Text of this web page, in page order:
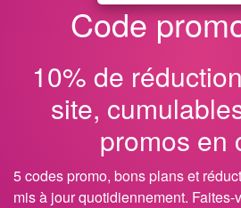
Code
10% de
site,
promos en
5 codes promo, bons plans et
mis à jour quotidiennement.